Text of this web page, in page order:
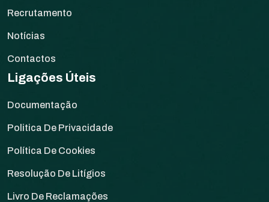
Recrutamento
Notícias
Contactos
Ligações Úteis
Documentação
Politica De Privacidade
Política De Cookies
Resolução De Litígios
Livro De Reclamações